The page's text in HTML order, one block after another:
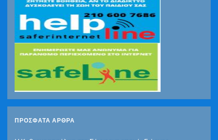
ΠΡΌΣΦΑΤΑ ΆΡΘΡΑ